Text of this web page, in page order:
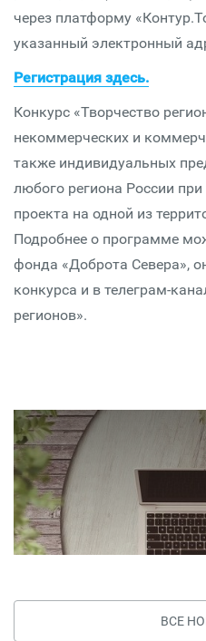
через платформу
указанный электронный
Регистрация здесь.
Конкурс «Творчество
некоммерческих и
также индивидуальных
любого региона России
проекта на одной из
Подробнее о программе
фонда «Доброта Севера»,
конкурса и в телеграм-
регионов».
ВСЕ